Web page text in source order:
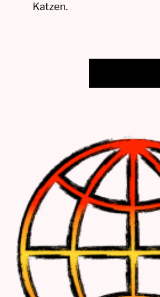
Katzen.